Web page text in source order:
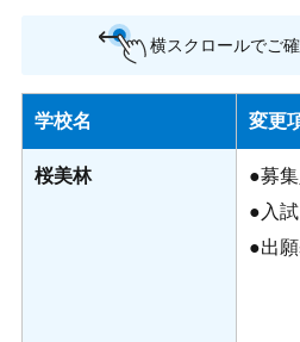
横スクロールでご
学校名 変更
桜美林
●募
●入
●出